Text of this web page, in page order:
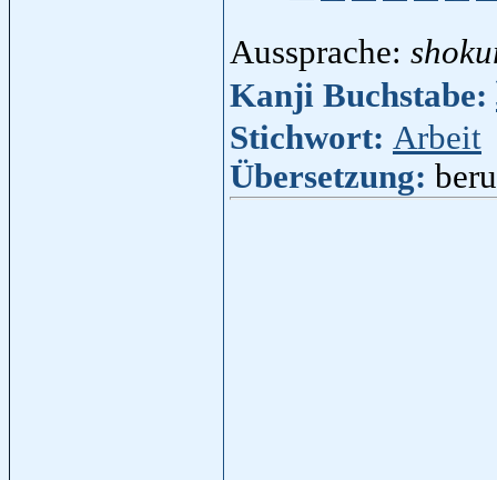
Aussprache:
Kanji Buchstabe:
Stichwort: Arbeit
Übersetzung: